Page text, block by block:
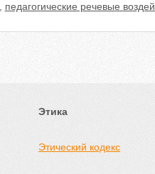
педагогические речевые
Этика
Этический кодекс